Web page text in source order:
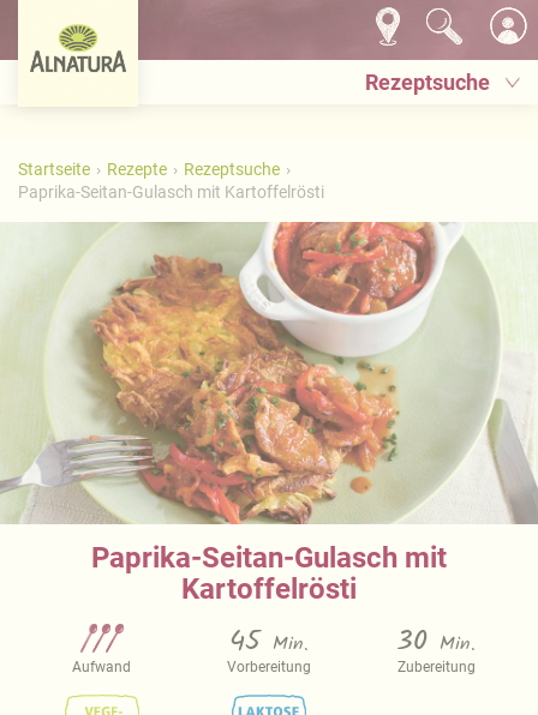
Rezeptsuche
Startseite Rezepte
Rezeptsuche
Paprika-Seitan-Gulasch mit Kartoffelrösti
Paprika-Seitan-Gulasch mit
Kartoffelrösti
Aufwand
45 Min.
Vorbereitung
30 Min.
Zubereitung